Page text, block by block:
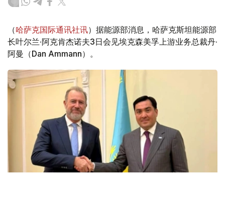
（哈萨克国际通讯社讯）据能源部消息，哈萨克斯坦能源部
长叶尔兰·阿克肯杰诺夫3日会见埃克森美孚上游业务总裁丹·
阿曼（Dan Ammann）。